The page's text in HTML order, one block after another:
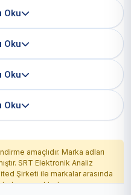
Oku
Oku
Oku
Oku
amaçlıdır. Marka adları
SRT Elektronik Analiz
Şirketi ile markalar arasında